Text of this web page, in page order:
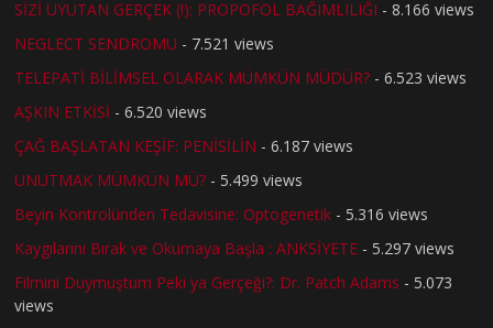
SİZİ UYUTAN GERÇEK (!): PROPOFOL BAĞIMLILIĞI - 8.166 views
NEGLECT SENDROMU - 7.521 views
TELEPATİ BİLİMSEL OLARAK MÜMKÜN MÜDÜR? - 6.523 views
AŞKIN ETKİSİ - 6.520 views
ÇAĞ BAŞLATAN KEŞİF: PENİSİLİN - 6.187 views
UNUTMAK MÜMKÜN MÜ? - 5.499 views
Beyin Kontrolünden Tedavisine: Optogenetik - 5.316 views
Kaygılarını Bırak ve Okumaya Başla : ANKSİYETE - 5.297 views
Filmini Duymuştum Peki ya Gerçeği?: Dr. Patch Adams - 5.073
views